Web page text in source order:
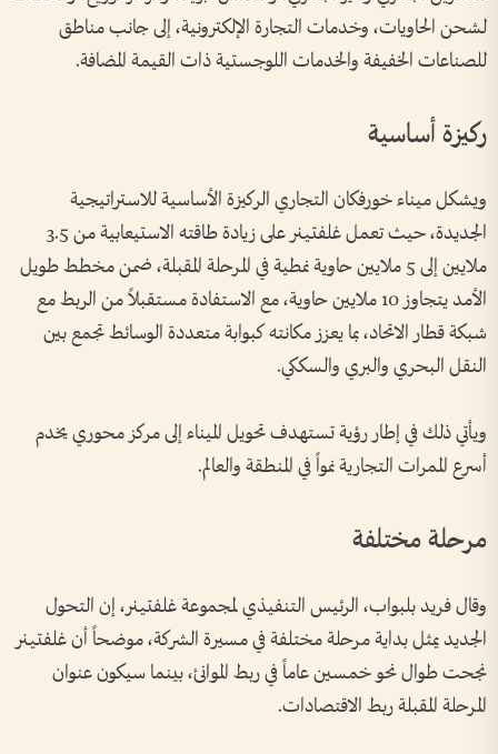
لشحن الحاويات، وخدمات التجارة الإلكترونية، إلى جانب مناطق
للصناعات الخفيفة والخدمات اللوجستية ذات القيمة المضافة.
ركيزة أساسية
ويشكل ميناء خورفكان التجاري الركيزة الأساسية للاستراتيجية
الجديدة، حيث تعمل غلفتينر على زيادة طاقته الاستيعابية من 3.5
ملايين إلى 5 ملايين حاوية نمطية في المرحلة المقبلة، ضمن مخطط طويل
الأمد يتجاوز 10 ملايين حاوية، مع الاستفادة مستقبلاً من الربط مع
شبكة قطار الاتحاد، بما يعزز مكانته كبوابة متعددة الوسائط تجمع بين
النقل البحري والبري والسككي.
ويأتي ذلك في إطار رؤية تستهدف تحويل الميناء إلى مركز محوري يخدم
أسرع الممرات التجارية نمواً في المنطقة والعالم.
مرحلة مختلفة
وقال فريد بلبواب، الرئيس التنفيذي لمجموعة غلفتينر، إن التحول
الجديد يمثل بداية مرحلة مختلفة في مسيرة الشركة، موضحاً أن غلفتينر
نجحت طوال نحو خمسين عاماً في ربط الموانئ، بينما سيكون عنوان
المرحلة المقبلة ربط الاقتصادات.